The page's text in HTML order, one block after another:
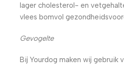
lager cholesterol- en
vlees bomvol
Gevogelte
Bij Yourdog maken wij gebruik